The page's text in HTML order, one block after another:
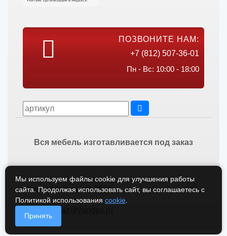
ПОЗВОНИТЕ НАМ:
+7 (812) 507-36-01
Пн - Вс: 10:00 - 18:00
Вся мебель изготавливается под заказ
Викос Мебель © 2026
Мы используем файлы cookie для улучшения работы
сайта. Продолжая использовать сайт, вы соглашаетесь с
Политикой использования cookie
Принять